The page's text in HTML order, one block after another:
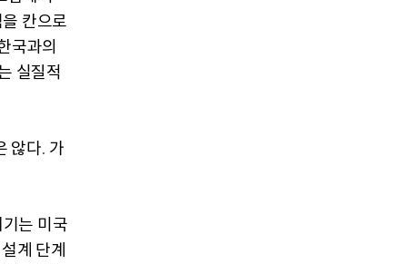
칸으로
국과의
실질적
않다. 가
는 미국
계 단계